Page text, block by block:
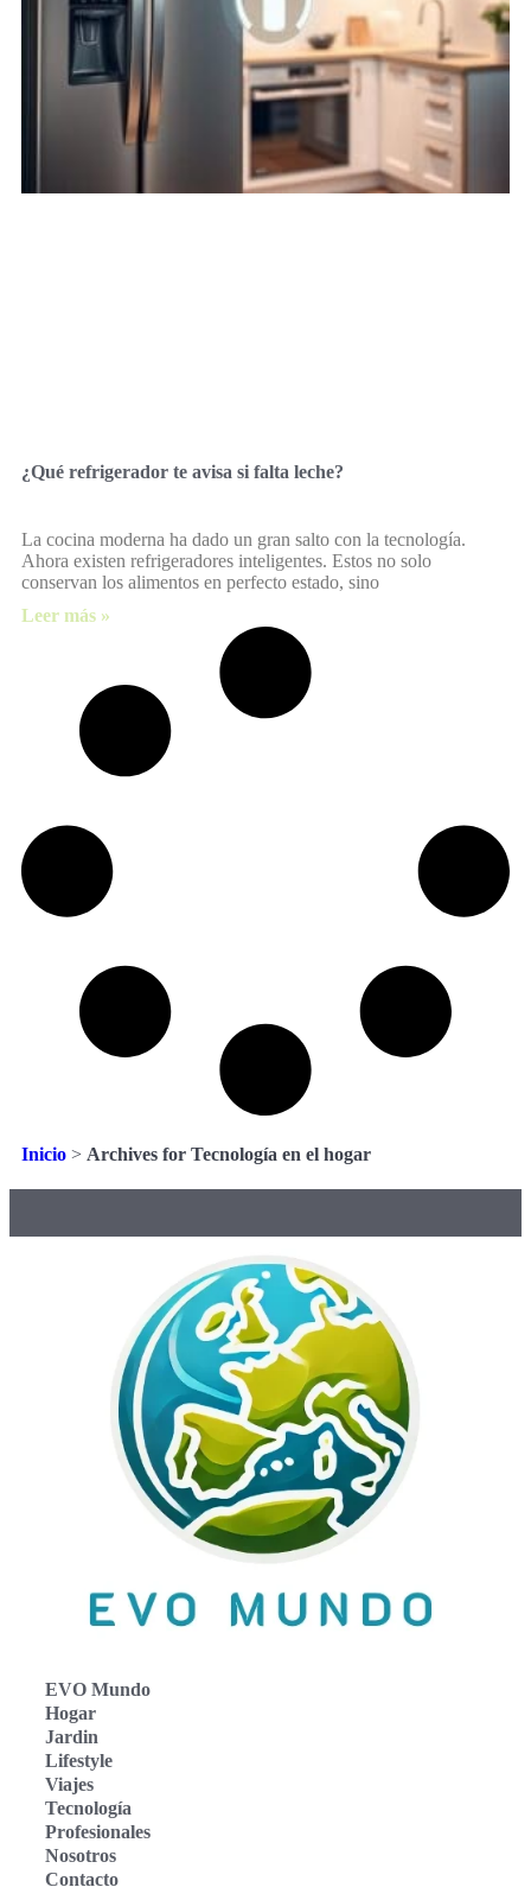
¿Qué refrigerador te avisa si falta leche?
La cocina moderna ha dado un gran salto con la tecnología.
Ahora existen refrigeradores inteligentes. Estos no solo
conservan los alimentos en perfecto estado, sino
Leer más »
Inicio > Archives for Tecnología en el hogar
EVO Mundo
Hogar
Jardin
Lifestyle
Viajes
Tecnología
Profesionales
Nosotros
Contacto